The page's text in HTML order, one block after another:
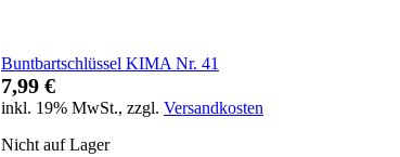
Buntbartschlüssel KIMA Nr. 41
7,99 €
inkl. 19% MwSt., zzgl. Versandkosten
Nicht auf Lager